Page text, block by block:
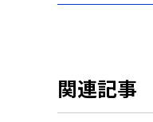
関連記事